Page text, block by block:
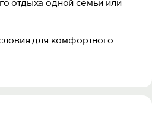
отдыха одной семьи или
для комфортного
кровать и два
караоке